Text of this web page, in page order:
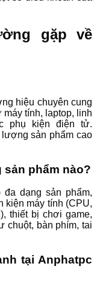
gặp về
hiệu chuyên cung
tính, laptop, linh
phụ kiện điện tử.
sản phẩm cao
phẩm nào?
đa dạng sản phẩm,
kiện máy tính (CPU,
thiết bị chơi game,
chuột, bàn phím, tai
tại Anphatpc